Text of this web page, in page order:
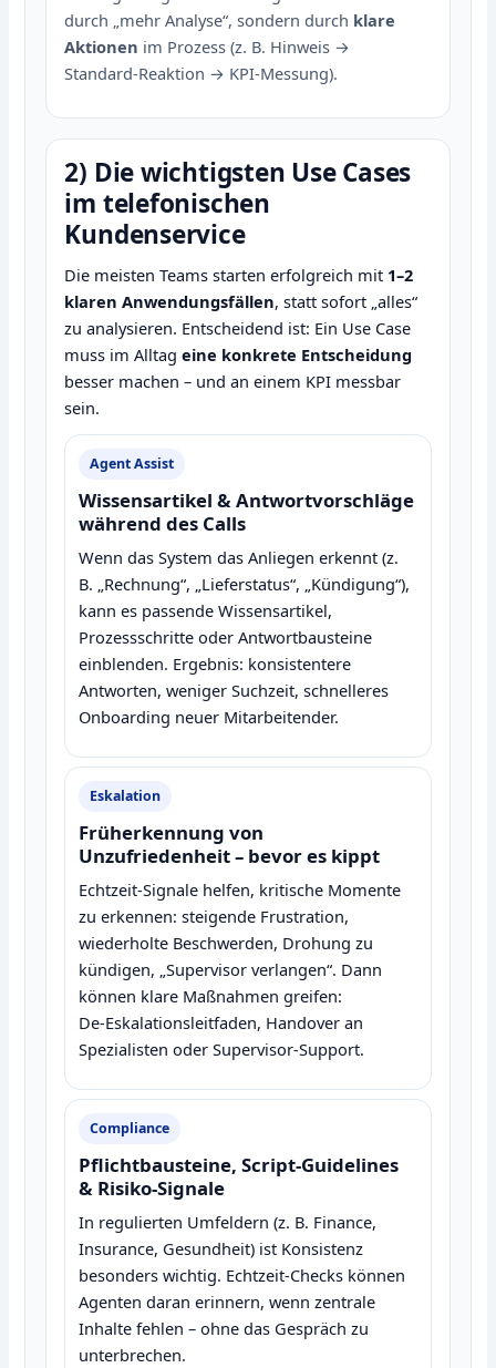
durch „mehr Analyse“, sondern durch klare
Aktionen im Prozess (z. B. Hinweis →
Standard‑Reaktion → KPI‑Messung).
2) Die wichtigsten Use Cases
im telefonischen
Kundenservice
Die meisten Teams starten erfolgreich mit 1–2
klaren Anwendungsfällen, statt sofort „alles“
zu analysieren. Entscheidend ist: Ein Use Case
muss im Alltageine konkrete Entscheidung
besser machen – und an einem KPI messbar
sein.
Agent Assist
Wissensartikel & Antwortvorschläge
während des Calls
Wenn das System das Anliegen erkennt (z.
B. „Rechnung“, „Lieferstatus“, „Kündigung“),
kann es passende Wissensartikel,
Prozessschritte oder Antwortbausteine
einblenden. Ergebnis: konsistentere
Antworten, weniger Suchzeit, schnelleres
Onboarding neuer Mitarbeitender.
Eskalation
Früherkennung von
Unzufriedenheit – bevor es kippt
Echtzeit‑Signale helfen, kritische Momente
zu erkennen: steigende Frustration,
wiederholte Beschwerden, Drohung zu
kündigen, „Supervisor verlangen“. Dann
können klare Maßnahmen greifen:
De‑Eskalationsleitfaden, Handover an
Spezialisten oder Supervisor‑Support.
Compliance
Pflichtbausteine, Script‑Guidelines
& Risiko‑Signale
In regulierten Umfeldern (z. B. Finance,
Insurance, Gesundheit) ist Konsistenz
besonders wichtig. Echtzeit‑Checks können
Agenten daran erinnern, wenn zentrale
Inhalte fehlen – ohne das Gespräch zu
unterbrechen.